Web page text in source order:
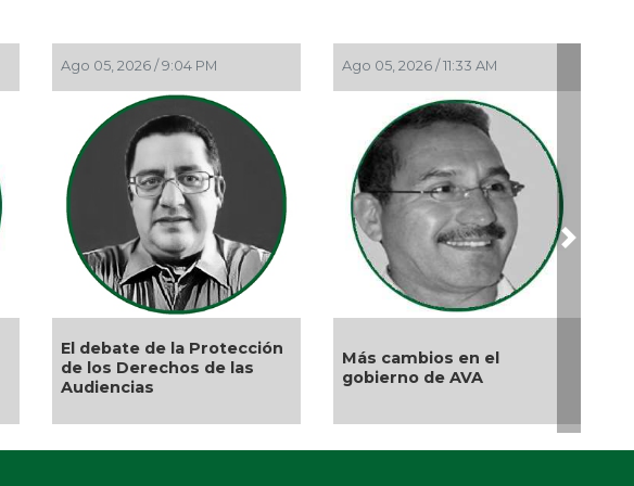
Ago 05, 2026 / 9:04 PM
El debate de la Protección
de los Derechos de las
Audiencias
Ago 05, 2026 / 11:33 AM
Más cambios en el
gobierno de AVA
Next